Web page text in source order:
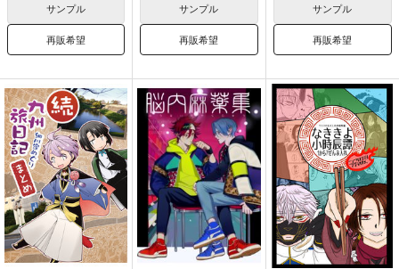
サンプル
再販希望
サンプル
再販希望
サンプル
再販希望